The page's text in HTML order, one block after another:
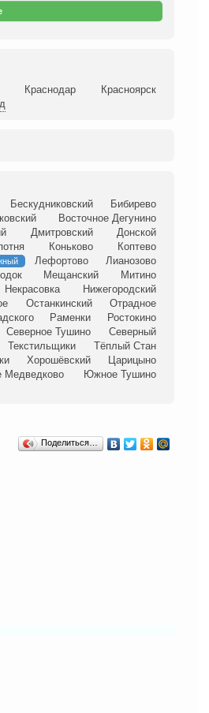
Краснодар
Красноярск
Бескудниковский
Бибирево
Восточное Дегунино
Дмитровский
Донской
Коньково
Коптево
Лефортово
Лианозово
Мещанский
Митино
Некрасовка
Нижегородский
Останкинский
Отрадное
Раменки
Ростокино
Северное Тушино
Северный
Текстильщики
Тёплый Стан
Хорошёвский
Царицыно
Медведково
Южное Тушино
Поделиться…